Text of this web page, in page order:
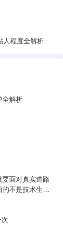
人程度全解析
全解析
要面对真实道路
的不是技术生
。磨合期内，
保守，而是活